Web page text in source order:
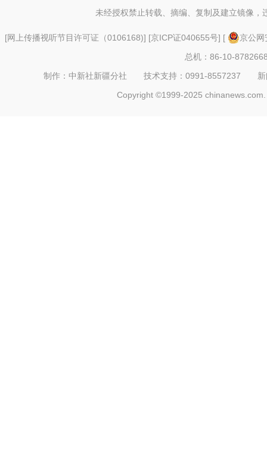
未经授权禁止转载、摘编、复制及建立镜像，
[网上传播视听节目许可证（0106168)] [京ICP证040655号] [
京公
总机：86-10-
制作：中新社新疆分社 技术支持：0991-8557237
Copyright ©1999-2025